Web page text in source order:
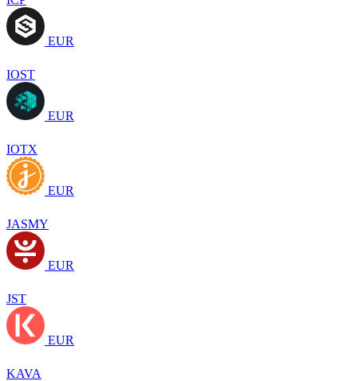
EUR
IOST
EUR
IOTX
EUR
JASMY
EUR
JST
EUR
KAVA